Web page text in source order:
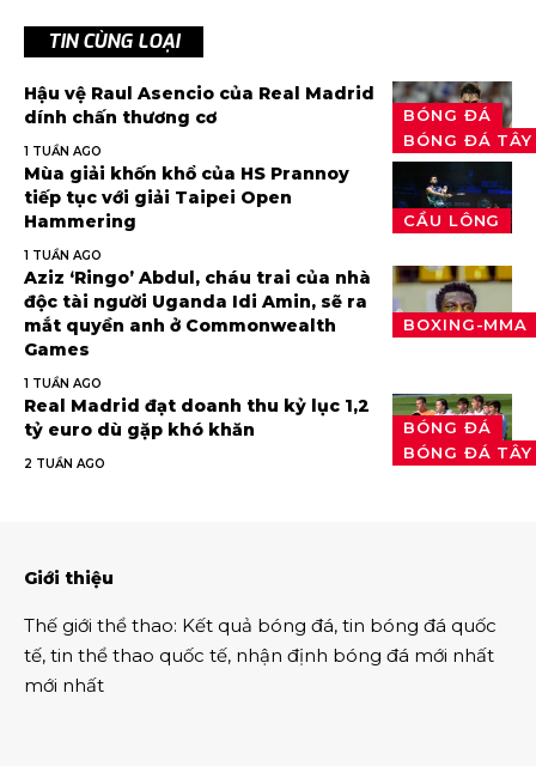
TIN CÙNG LOẠI
BÓNG ĐÁ
BÓNG ĐÁ
Hậu vệ Raul Asencio của Real Madrid
dính chấn thương cơ
1 TUẦN AGO
CẦU LÔNG
Mùa giải khốn khổ của HS Prannoy
tiếp tục với giải Taipei Open
Hammering
1 TUẦN AGO
BOXING-MMA
Aziz ‘Ringo’ Abdul, cháu trai của nhà
độc tài người Uganda Idi Amin, sẽ ra
mắt quyền anh ở Commonwealth
Games
1 TUẦN AGO
BÓNG ĐÁ
BÓNG ĐÁ
Real Madrid đạt doanh thu kỷ lục 1,2
tỷ euro dù gặp khó khăn
2 TUẦN AGO
Giới thiệu
Thế giới thể thao: Kết quả bóng đá, tin bóng đá quốc
tế, tin thể thao quốc tế, nhận định bóng đá mới nhất
mới nhất